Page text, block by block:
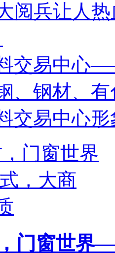
阅兵让人
交易中心
、钢材、
交易中心
门窗世界